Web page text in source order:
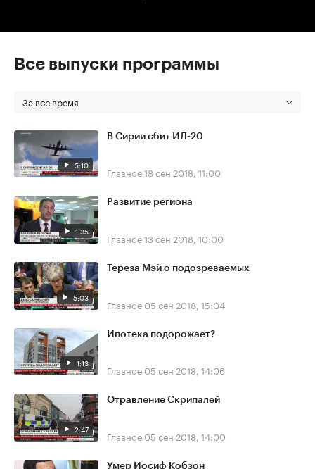
Все выпуски программы
За все время
5:10
В Сирии сбит ИЛ-20
Главное18 сен 2018, 11:00
1:35
Развитие региона
Главное13 сен 2018, 10:00
5:03
Тереза Мэй о подозреваемых
Главное 05 сен 2018, 15:04
1:13
Ипотека подорожает?
Главное 05 сен 2018, 14:06
2:47
Отравление Скрипалей
Главное 05 сен 2018, 14:00
Умер Иосиф Кобзон